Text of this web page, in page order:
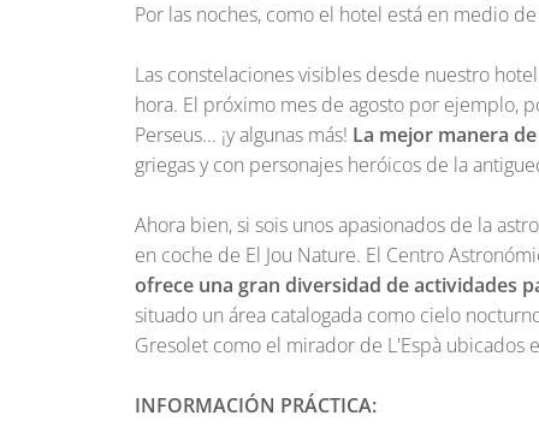
Por las noches, como el hotel está en medio
Las constelaciones visibles desde nuestro
hora. El próximo mes de agosto por ejemplo,
Perseus... ¡y algunas más! La mejor manera
griegas y con personajes heróicos de la
Ahora bien, si sois unos apasionados de la
en coche de El Jou Nature. El Centro
ofrece una gran diversidad de actividades
situado un área catalogada como cielo
Gresolet como el mirador de L'Espà ubicados
INFORMACIÓN PRÁCTICA: